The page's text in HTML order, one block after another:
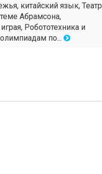
китайский язык, Театр
Абрамсона,
Робототехника и
по...